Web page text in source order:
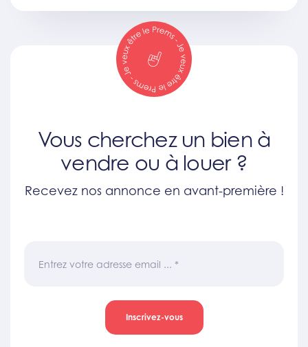
Vous cherchez un bien à
vendre ou à louer ?
Recevez nos annonce en avant-première !
Entrez votre adresse email ... *
Inscrivez-vous